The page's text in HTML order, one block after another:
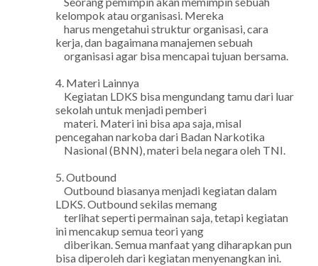
kelompok atau organisasi. Mereka
harus mengetahui struktur organisasi, cara
kerja, dan bagaimana manajemen sebuah
organisasi agar bisa mencapai tujuan bersama.
4. Materi Lainnya
Kegiatan LDKS bisa mengundang tamu dari luar
sekolah untuk menjadi pemberi
materi. Materi ini bisa apa saja, misal
pencegahan narkoba dari Badan Narkotika
Nasional (BNN), materi bela negara oleh TNI.
5. Outbound
Outbound biasanya menjadi kegiatan dalam
LDKS. Outbound sekilas memang
terlihat seperti permainan saja, tetapi kegiatan
ini mencakup semua teori yang
diberikan. Semua manfaat yang diharapkan pun
bisa diperoleh dari kegiatanmenyenangkan ini.